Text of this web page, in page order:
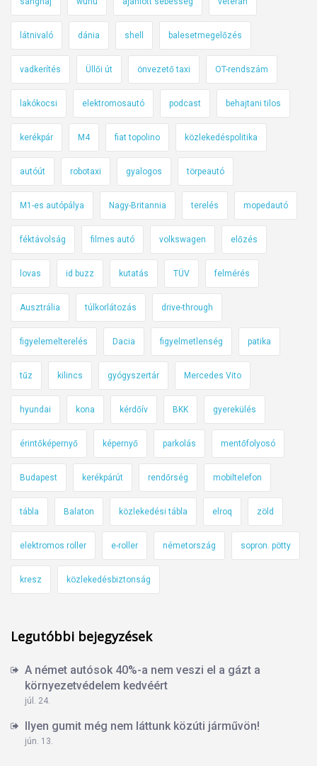
látnivaló dánia shell balesetmegelőzés
vadkerítés Üllői út önvezető taxi OT-rendszám
lakókocsi elektromosautó podcast behajtani tilos
kerékpár M4 fiat topolino közlekedéspolitika
autóút robotaxi gyalogos törpeautó
M1-es autópálya Nagy-Britannia terelés mopedautó
féktávolság filmes autó volkswagen előzés
lovas id buzz kutatás TÜV felmérés
Ausztrália túlkorlátozás drive-through
figyelemelterelés Dacia figyelmetlenség patika
tűz kilincs gyógyszertár Mercedes Vito
hyundai kona kérdőív BKK gyerekülés
érintőképernyő képernyő parkolás mentőfolyosó
Budapest kerékpárút rendőrség mobiltelefon
tábla Balaton közlekedési tábla elroq zöld
elektromos roller e-roller németország sopron. pötty
kresz közlekedésbiztonság
Legutóbbi bejegyzések
A német autósok 40%-a nem veszi el a gázt a
környezetvédelem kedvéért
júl. 24.
Ilyen gumit még nem láttunk közúti járművön!
jún. 13.